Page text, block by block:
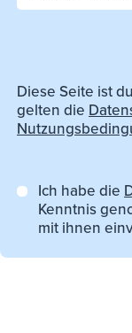
Diese Seite ist
gelten die
Ich habe die
Kenntnis
mit ihnen